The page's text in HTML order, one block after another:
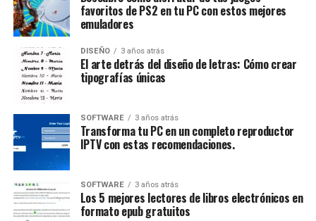
favoritos de PS2 en tu PC con estos mejores
emuladores
DISEÑO 3 años atrás
El arte detrás del diseño de letras: Cómo crear
tipografías únicas
SOFTWARE 3 años atrás
Transforma tu PC en un completo reproductor
IPTV con estas recomendaciones.
SOFTWARE 3 años atrás
Los 5 mejores lectores de libros electrónicos en
formato epub gratuitos